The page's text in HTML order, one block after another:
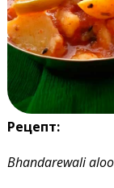
Рецепт:
Bhandarewali